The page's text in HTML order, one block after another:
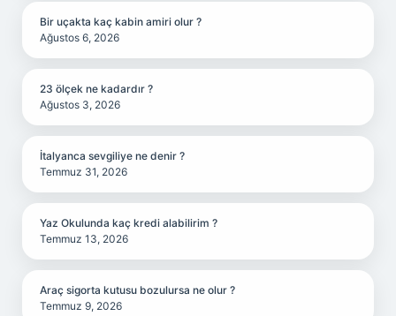
Bir uçakta kaç kabin amiri olur ?
Ağustos 6, 2026
23 ölçek ne kadardır ?
Ağustos 3, 2026
İtalyanca sevgiliye ne denir ?
Temmuz 31, 2026
Yaz Okulunda kaç kredi alabilirim ?
Temmuz 13, 2026
Araç sigorta kutusu bozulursa ne olur ?
Temmuz 9, 2026